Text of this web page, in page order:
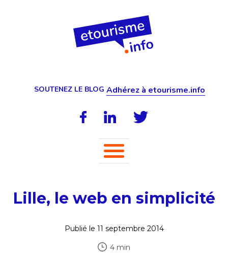
SOUTENEZ LE BLOG Adhérez à etourisme.info
Lille, le web en simplicité
Publié le 11 septembre 2014
4 min